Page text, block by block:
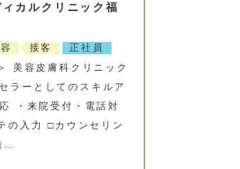
カルクリニック福
接客
正社員
美容皮膚科クリニック
ラーとしてのスキルア
・来院受付・電話対
の入力 □カウンセリン
…